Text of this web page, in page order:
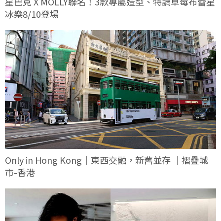
冰樂8/10登場
Only in Hong Kong｜東西交融，新舊並存 ｜摺疊城
市-香港